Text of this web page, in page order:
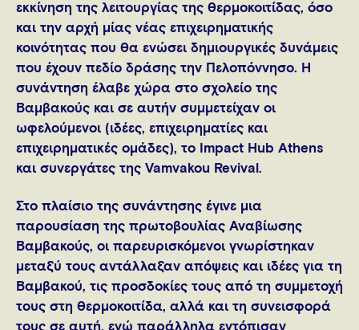
εκκίνηση της λειτουργίας της θερμοκοιτίδας, όσο
και την αρχή μίας νέας επιχειρηματικής
κοινότητας που θα ενώσει δημιουργικές δυνάμεις
που έχουν πεδίο δράσης την Πελοπόννησο. Η
συνάντηση έλαβε χώρα στο σχολείο της
Βαμβακούς και σε αυτήν συμμετείχαν οι
ωφελούμενοι (ιδέες, επιχειρηματίες και
επιχειρηματικές ομάδες), το Impact Hub Athens
και συνεργάτες της Vamvakou Revival.
Στο πλαίσιο της συνάντησης έγινε μια
παρουσίαση της πρωτοβουλίας Αναβίωσης
Βαμβακούς, οι παρευρισκόμενοι γνωρίστηκαν
μεταξύ τους αντάλλαξαν απόψεις και ιδέες για τη
Βαμβακού, τις προσδοκίες τους από τη συμμετοχή
τους στη θερμοκοιτίδα, αλλά και τη συνεισφορά
τους σε αυτή, ενώ παράλληλα εντόπισαν